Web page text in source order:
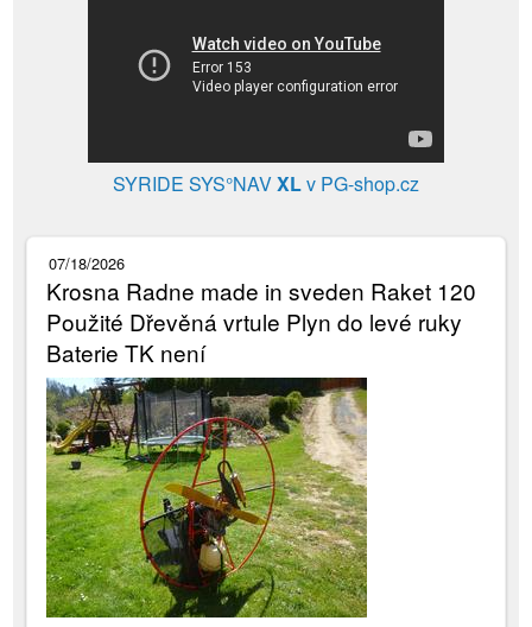
SYRIDE SYS°NAVXLv PG-shop.cz
07/18/2026
Krosna Radne made in sveden Raket 120
Použité Dřevěná vrtule Plyn do levé ruky
Baterie TK není